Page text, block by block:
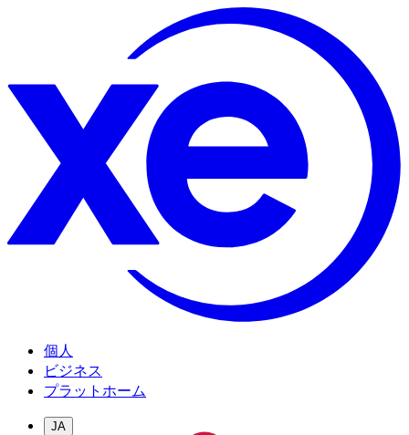
個人
ビジネス
プラットホーム
JA